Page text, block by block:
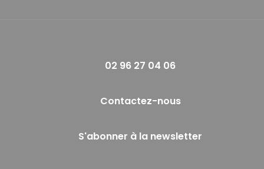
02 96 27 04 06
Contactez-nous
S'abonner à la newsletter